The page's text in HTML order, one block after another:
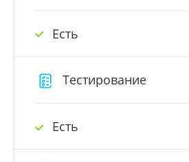
Есть
Тестирование
Есть